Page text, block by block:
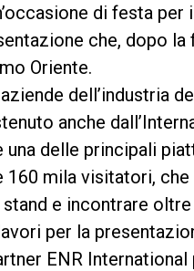
di festa
che, dopo
Oriente.
dell’industria
anche
delle principali
160 mila visitatori,
e incontrare
per la
ENR
Policy